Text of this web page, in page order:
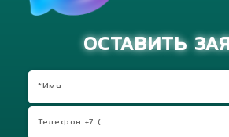
ОСТАВИТЬ